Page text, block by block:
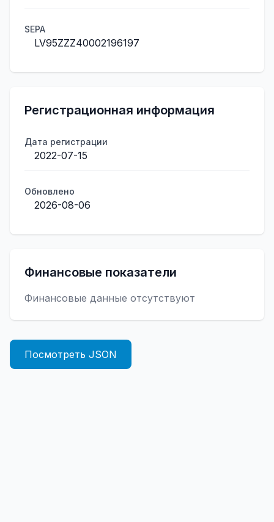
SEPA
LV95ZZZ40002196197
Регистрационная информация
Дата регистрации
2022-07-15
Обновлено
2026-08-06
Финансовые показатели
Финансовые данные отсутствуют
Посмотреть JSON